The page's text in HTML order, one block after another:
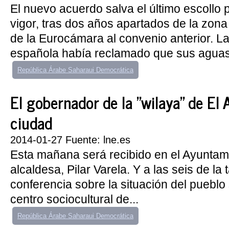
El nuevo acuerdo salva el último escollo
vigor, tras dos años apartados de la
de la Eurocámara al convenio anterior.
española había reclamado que sus
República Árabe Saharaui Democrática
El gobernador de la "wilaya" de El
ciudad
2014-01-27 Fuente: lne.es
Esta mañana será recibido en el
alcaldesa, Pilar Varela. Y a las seis de la
conferencia sobre la situación del
centro sociocultural de...
República Árabe Saharaui Democrática